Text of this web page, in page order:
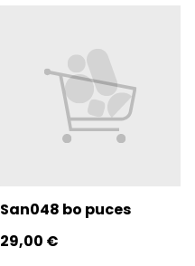
San048 bo puces
29,00 €